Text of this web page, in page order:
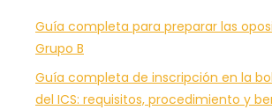
Guía completa para preparar las
Grupo B
Guía completa de inscripción en la
del ICS: requisitos, procedimiento y